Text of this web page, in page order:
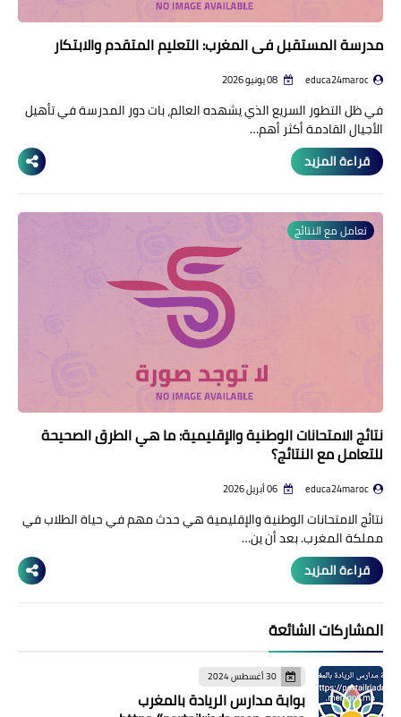
مدرسة المستقبل في المغرب: التعليم المتقدم والابتكار
educa24maroc
في ظل التطور السريع الذي يشهده العالم، بات دور المدرسة في تأهيل
الأجيال القادمة أكثر أهم…
قراءة المزيد
تعامل مع النتائج
نتائج الامتحانات الوطنية والإقليمية: ما هي الطرق الصحيحة
للتعامل مع النتائج؟
educa24maroc
نتائج الامتحانات الوطنية والإقليمية هي حدث مهم في حياة الطلاب في
مملكة المغرب. بعد أن ين…
قراءة المزيد
المشاركات الشائعة
30 أغسطس 2024
بوابة مدارس الريادة بالمغرب